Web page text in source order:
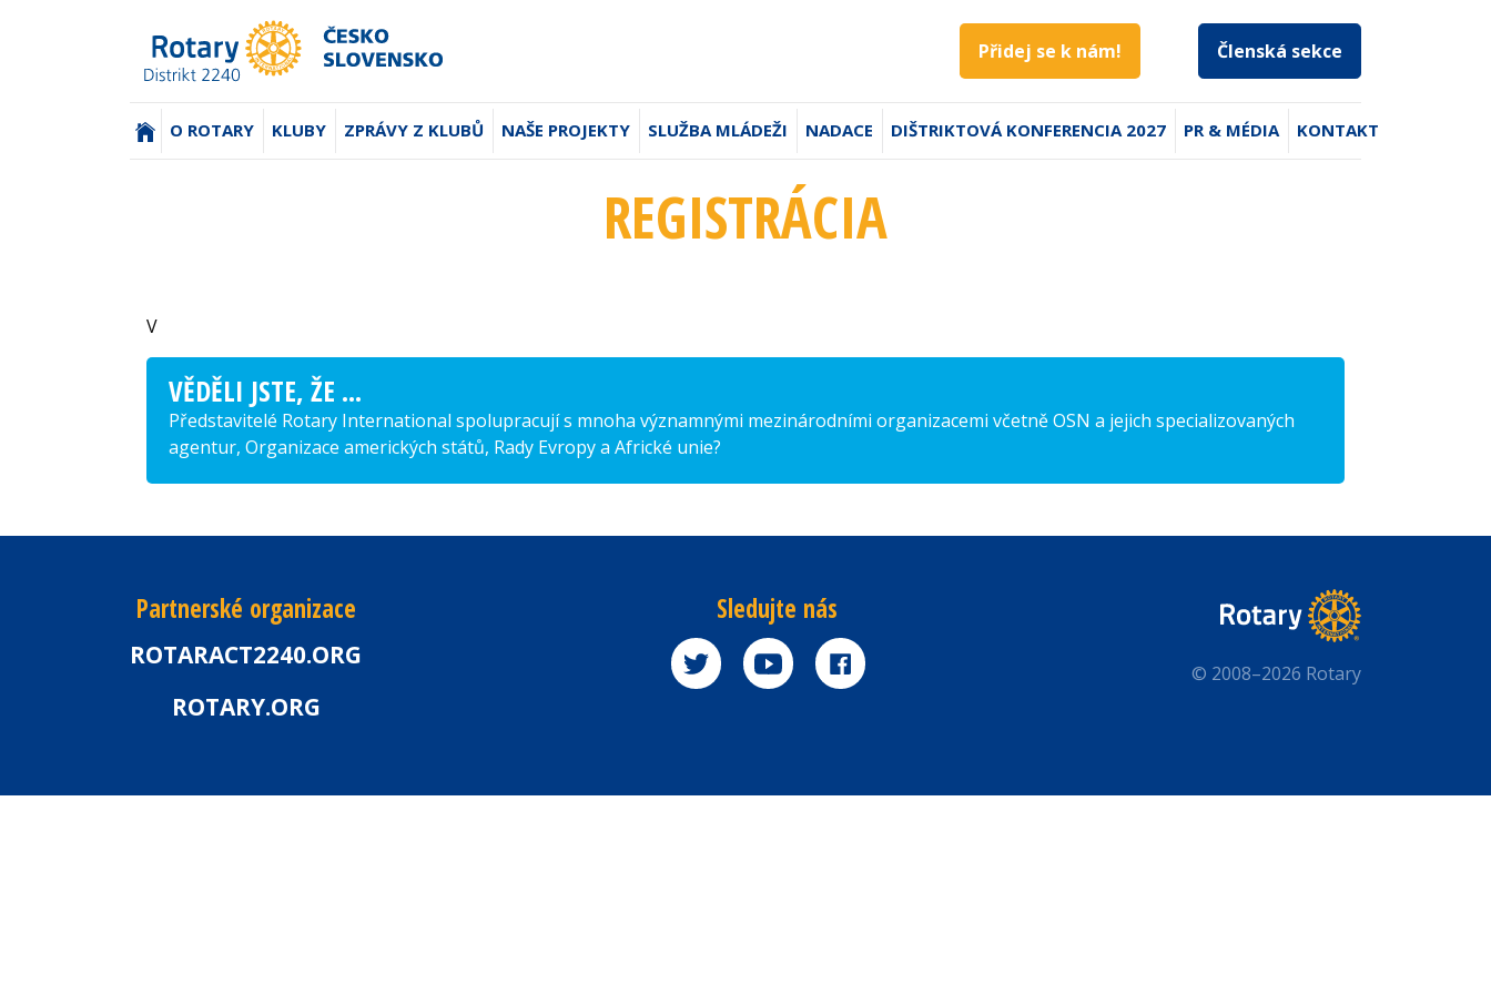
Přidej se k nám! Členská sekce
(AKTUÁLNÍ)
O ROTARY KLUBY ZPRÁVY Z KLUBŮ NAŠE PROJEKTY SLUŽBA MLÁDEŽI NADACE DIŠTRIKTOVÁ KONFERENCIA 2027 PR & MÉDIA KONTAKT
REGISTRÁCIA
V
VĚDĚLI JSTE, ŽE ...
Představitelé Rotary International spolupracují s mnoha významnými mezinárodními organizacemi včetně OSN a jejich specializovaných
agentur, Organizace amerických států, Rady Evropy a Africké unie?
Partnerské organizace
ROTARACT2240.ORG
ROTARY.ORG
Sledujte nás
© 2008–2026 Rotary